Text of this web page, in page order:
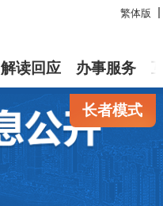
繁体版
解读回应 办事服务
长者模式